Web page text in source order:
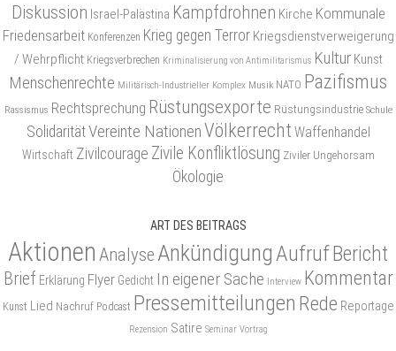
Diskussion Israel-Palästina Kampfdrohnen Kirche Kommunale
Friedensarbeit Konferenzen Krieg gegen Terror Kriegsdienstverweigerung
/ Wehrpflicht Kriegsverbrechen Kriminalisierung von Antimilitarismus Kultur Kunst
Menschenrechte Militärisch-Industrieller Komplex Musik NATO Pazifismus
Rassismus Rechtsprechung Rüstungsexporte Rüstungsindustrie Schule
SolidaritätVereinte NationenVölkerrecht Waffenhandel
Wirtschaft Zivilcourage Zivile Konfliktlösung Ziviler Ungehorsam
Ökologie
ART DES BEITRAGS
Aktionen Analyse Ankündigung AufrufBericht
Brief Erklärung Flyer Gedicht In eigener Sache Interview Kommentar
Kunst Lied Nachruf Podcast Pressemitteilungen Rede Reportage
Rezension Satire Seminar Vortrag